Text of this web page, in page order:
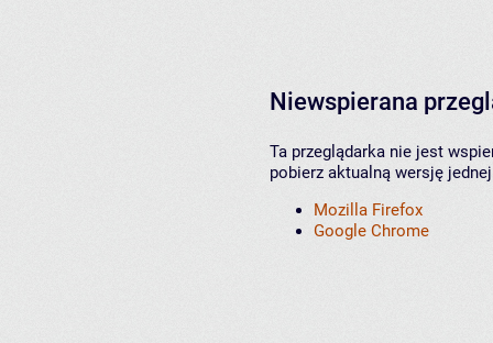
Niewspierana
Ta przeglądarka nie jest
pobierz aktualną wersję
Mozilla Firefox
Google Chrome